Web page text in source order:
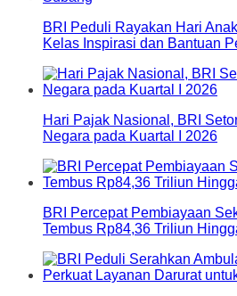
BRI Peduli Rayakan Hari
Kelas Inspirasi dan Bantuan
Hari Pajak Nasional, BRI
Negara pada Kuartal I 2026
BRI Percepat Pembiayaan
Tembus Rp84,36 Triliun